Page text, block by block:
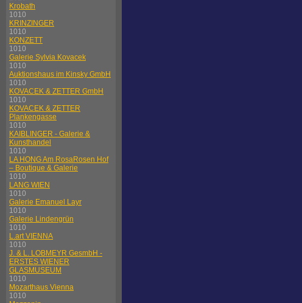
Krobath
1010
KRINZINGER
1010
KONZETT
1010
Galerie Sylvia Kovacek
1010
Auktionshaus im Kinsky GmbH
1010
KOVACEK & ZETTER GmbH
1010
KOVACEK & ZETTER
Plankengasse
1010
KAIBLINGER - Galerie &
Kunsthandel
1010
LA HONG Am RosaRosen Hof
– Boutique & Galerie
1010
LANG WIEN
1010
Galerie Emanuel Layr
1010
Galerie Lindengrün
1010
L.art VIENNA
1010
J. & L. LOBMEYR GesmbH -
ERSTES WIENER
GLASMUSEUM
1010
Mozarthaus Vienna
1010